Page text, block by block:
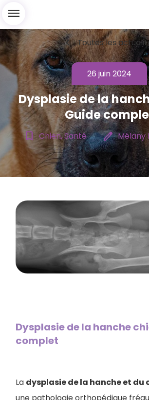
menu
chevron_left Toutes les
26 juin 2024
Dysplasie de la
Guide
bookmark_border Chien, Santé edit Mélany
Dysplasie de la hanche
complet
La dysplasie de la hanche et du